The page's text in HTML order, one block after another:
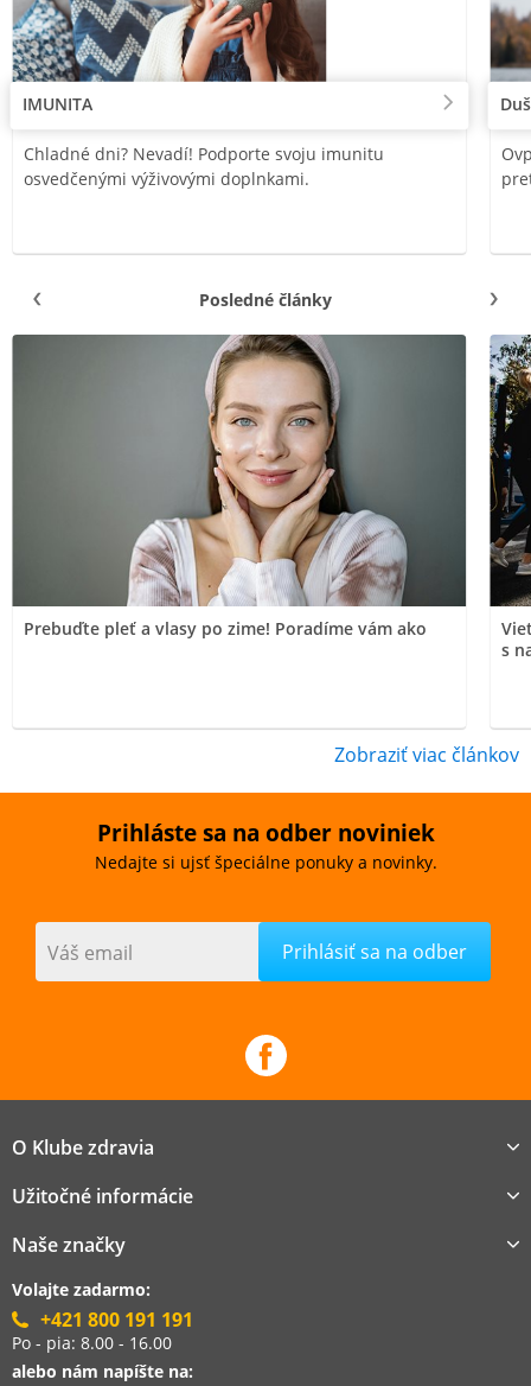
IMUNITA
Chladné dni? Nevadí! Podporte svoju imunitu
osvedčenými výživovými doplnkami.
Posledné články
Prebuďte pleť a vlasy po zime! Poradíme vám ako
s
Zobraziť viac článkov
Prihláste sa na odber noviniek
Nedajte si ujsť špeciálne ponuky a novinky.
Váš email
O Klube zdravia
Užitočné informácie
Naše značky
Volajte zadarmo:
+421 800 191 191
Po - pia: 8.00 - 16.00
alebo nám napíšte na: